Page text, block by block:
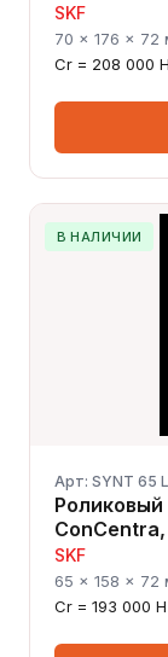
SKF
70 × 176 × 72
Cr = 208 000 Н
В НАЛИЧИИ
Арт: SYNT 65 L
SKF
65 × 158 × 72
Cr = 193 000 Н